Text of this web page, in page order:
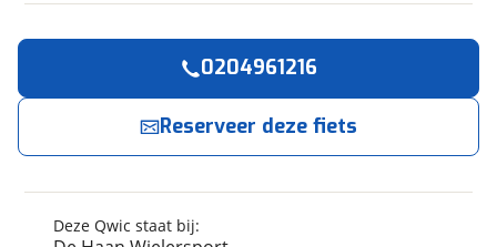
Qwic
Model
Premium MN7D
Frametype
Deze Qwic staat bij:
0204961216
Reserveer deze fiets
nu!
De Haan Wielersport neemt snel contact met je